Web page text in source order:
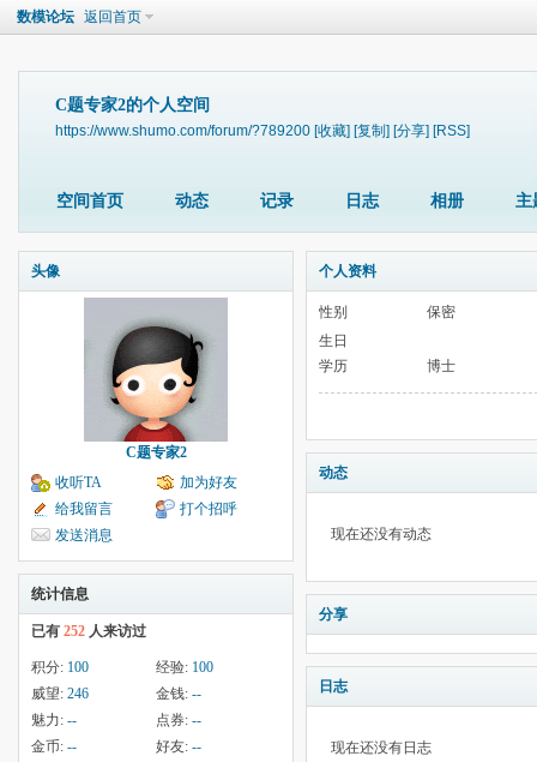
数模论坛 返回首页
C题专家2的个人空间
https://www.shumo.com/forum/?789200 [收藏] [复制] [分享] [RSS]
空间首页 动态 记录 日志 相册 主
头像
C题专家2
收听TA
加为好友
给我留言
打个招呼
发送消息
统计信息
已有 252 人来访过
积分: 100 经验: 100
威望: 246 金钱: --
魅力: -- 点券: --
金币: -- 好友: --
个人资料
性别
保密
生日
学历
博士
动态
现在还没有动态
分享
日志
现在还没有日志